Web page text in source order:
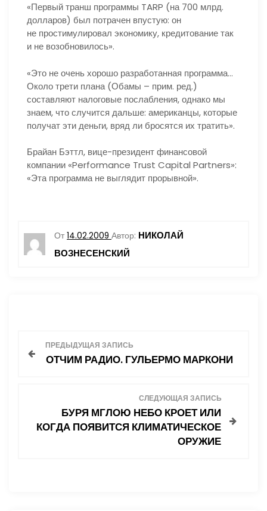
«Первый транш программы TARP (на 700 млрд.
долларов) был потрачен впустую: он
не простимулировал экономику, кредитование так
и не возобновилось».
«Это не очень хорошо разработанная программа…
Около трети плана (Обамы – прим. ред.)
составляют налоговые послабления, однако мы
знаем, что случится дальше: американцы, которые
получат эти деньги, вряд ли бросятся их тратить».
Брайан Бэттл, вице-президент финансовой
компании «Performance Trust Capital Partners»:
«Эта программа не выглядит прорывной».
От 14.02.2009 Автор: НИКОЛАЙ
ВОЗНЕСЕНСКИЙ
ПРЕДЫДУЩАЯ ЗАПИСЬ
ОТЧИМ РАДИО. ГУЛЬЕРМО МАРКОНИ
СЛЕДУЮЩАЯ ЗАПИСЬ
БУРЯ МГЛОЮ НЕБО КРОЕТ ИЛИ
КОГДА ПОЯВИТСЯ КЛИМАТИЧЕСКОЕ
ОРУЖИЕ